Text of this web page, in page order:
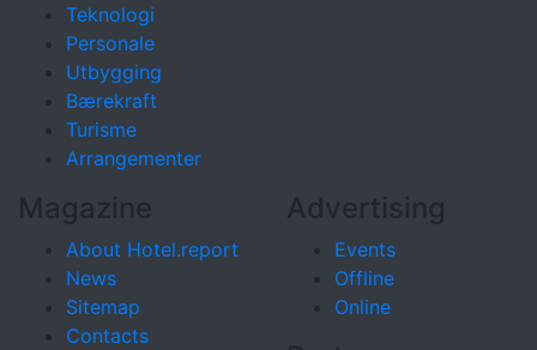
Teknologi
Personale
Utbygging
Bærekraft
Turisme
Arrangementer
Magazine
About Hotel.report
News
Sitemap
Contacts
Advertising
Events
Offline
Online